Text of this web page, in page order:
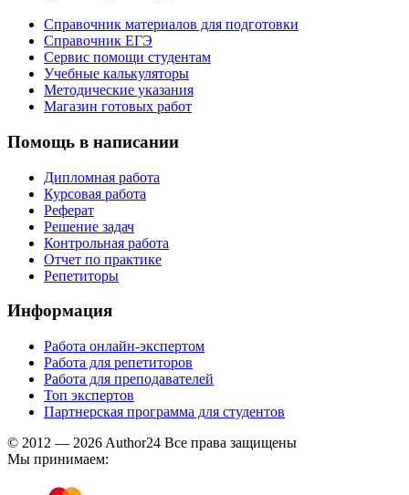
Справочник материалов для подготовки
Справочник ЕГЭ
Сервис помощи студентам
Учебные калькуляторы
Методические указания
Магазин готовых работ
Помощь в написании
Дипломная работа
Курсовая работа
Реферат
Решение задач
Контрольная работа
Отчет по практике
Репетиторы
Информация
Работа онлайн-экспертом
Работа для репетиторов
Работа для преподавателей
Топ экспертов
Партнерская программа для студентов
© 2012 — 2026 Author24 Все права защищены
Мы принимаем: